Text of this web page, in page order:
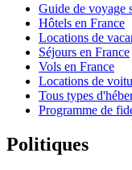
Guide de voyage
Hôtels en France
Locations de
Séjours en France
Vols en France
Locations de
Tous types
Programme de
Politiques